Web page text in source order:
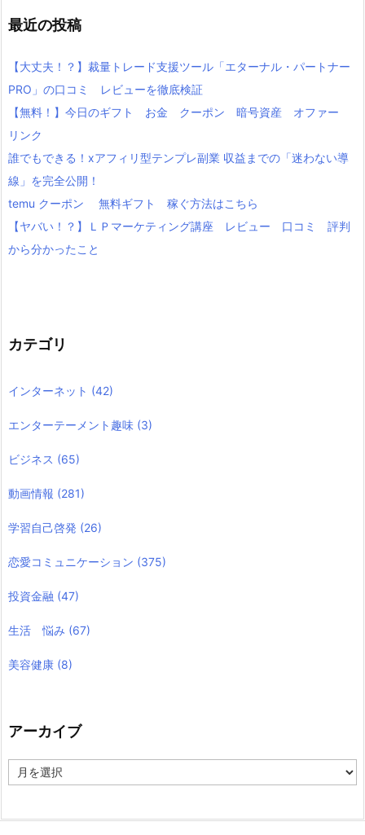
最近の投稿
【大丈夫！？】裁量トレード支援ツール「エターナル・パートナー
PRO」の口コミ レビューを徹底検証
【無料！】今日のギフト お金 クーポン 暗号資産 オファー
リンク
誰でもできる！xアフィリ型テンプレ副業 収益までの「迷わない導
線」を完全公開！
temu クーポン 無料ギフト 稼ぐ方法はこちら
【ヤバい！？】ＬＰマーケティング講座 レビュー 口コミ 評判
から分かったこと
カテゴリ
インターネット (42)
エンターテーメント趣味 (3)
ビジネス (65)
動画情報 (281)
学習自己啓発 (26)
恋愛コミュニケーション (375)
投資金融 (47)
生活 悩み (67)
美容健康 (8)
アーカイブ
ー